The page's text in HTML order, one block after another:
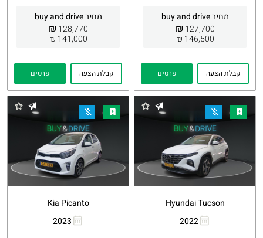
מחיר buy and drive
127,700
₪
146,500 ₪
קבלת הצעה פרטים
מחיר buy and drive
128,770
₪
141,000 ₪
קבלת הצעה פרטים
Hyundai Tucson
2022
Whatsapp
Kia Picanto
2023
Whatsapp